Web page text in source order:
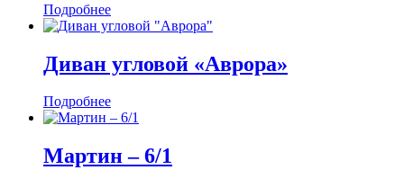
Подробнее
Диван угловой «Аврора»
Подробнее
Мартин ‒ 6/1